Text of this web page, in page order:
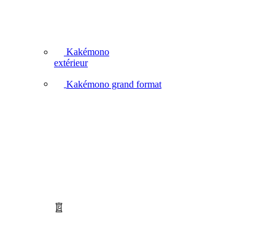
Kakémono
extérieur
Kakémono grand format